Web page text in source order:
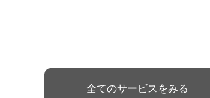
全てのサービスをみる